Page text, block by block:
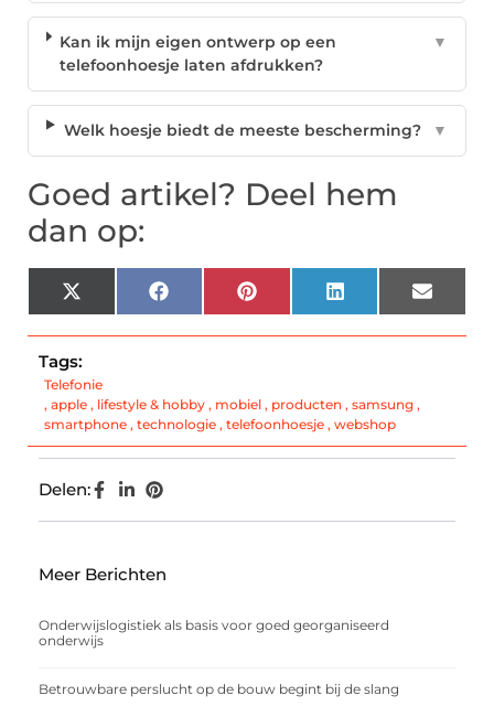
Kan ik mijn eigen ontwerp op een
telefoonhoesje laten afdrukken?
▼
Welk hoesje biedt de meeste bescherming? ▼
Goed artikel? Deel hem
dan op:
X
(Twitter)
Facebook Pinterest LinkedIn Email
Tags:
Telefonie
, apple , lifestyle & hobby , mobiel , producten , samsung ,
smartphone , technologie , telefoonhoesje , webshop
Delen:
Meer Berichten
Onderwijslogistiek als basis voor goed georganiseerd
onderwijs
Betrouwbare perslucht op de bouw begint bij de slang